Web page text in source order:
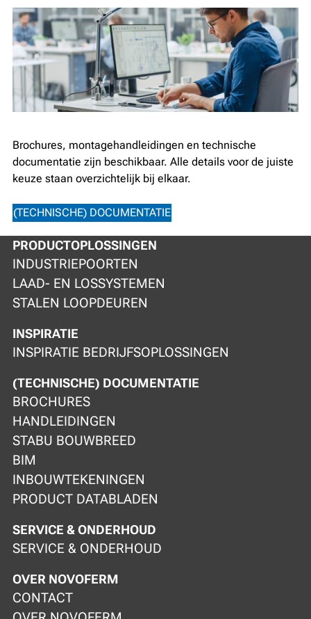
Brochures, montagehandleidingen en technische
documentatie zijn beschikbaar. Alle details voor de juiste
keuze staan overzichtelijk bij elkaar.
(TECHNISCHE) DOCUMENTATIE
PRODUCTOPLOSSINGEN
INDUSTRIEPOORTEN
LAAD- EN LOSSYSTEMEN
STALEN LOOPDEUREN
INSPIRATIE
INSPIRATIE BEDRIJFSOPLOSSINGEN
(TECHNISCHE) DOCUMENTATIE
BROCHURES
HANDLEIDINGEN
STABU BOUWBREED
BIM
INBOUWTEKENINGEN
PRODUCT DATABLADEN
SERVICE & ONDERHOUD
SERVICE & ONDERHOUD
OVER NOVOFERM
CONTACT